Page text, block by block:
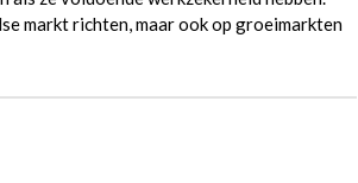
markt richten, maar ook op groeimarkten